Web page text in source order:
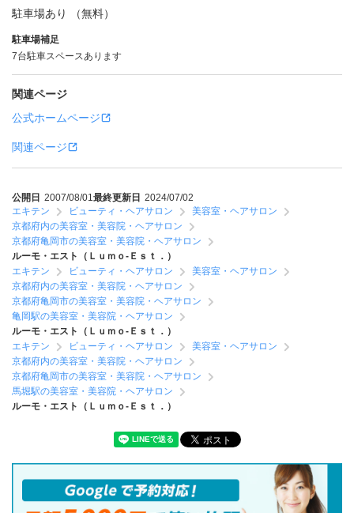
駐車場あり （無料）
駐車場補足
7台駐車スペースあります
関連ページ
公式ホームページ
関連ページ
公開日 2007/08/01最終更新日 2024/07/02
エキテン
ビューティ・ヘアサロン
美容室・ヘアサロン
京都府内の美容室・美容院・ヘアサロン
京都府亀岡市の美容室・美容院・ヘアサロン
ルーモ・エスト（Ｌｕｍｏ‐Ｅｓｔ．）
エキテン
ビューティ・ヘアサロン
美容室・ヘアサロン
京都府内の美容室・美容院・ヘアサロン
京都府亀岡市の美容室・美容院・ヘアサロン
亀岡駅の美容室・美容院・ヘアサロン
ルーモ・エスト（Ｌｕｍｏ‐Ｅｓｔ．）
エキテン
ビューティ・ヘアサロン
美容室・ヘアサロン
京都府内の美容室・美容院・ヘアサロン
京都府亀岡市の美容室・美容院・ヘアサロン
馬堀駅の美容室・美容院・ヘアサロン
ルーモ・エスト（Ｌｕｍｏ‐Ｅｓｔ．）